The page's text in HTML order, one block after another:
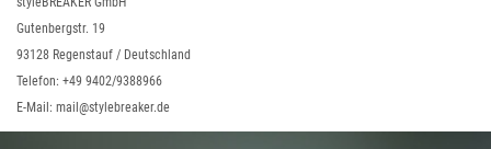
Gutenbergstr. 19
93128 Regenstauf / Deutschland
Telefon: +49 9402/9388966
E-Mail: mail@stylebreaker.de